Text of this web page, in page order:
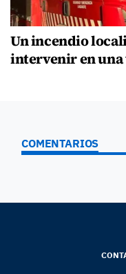
Un incendio
intervenir en una
COMENTARIOS